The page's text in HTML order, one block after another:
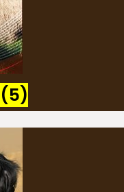
(5)